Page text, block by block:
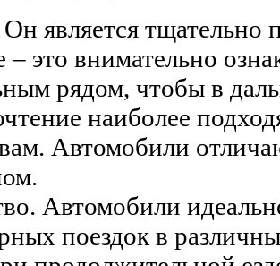
является
– это внимательно
рядом, чтобы в
наиболее
Автомобили
Автомобили
поездок в